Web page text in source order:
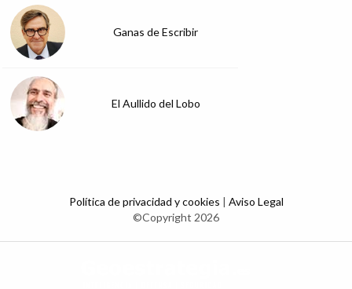
Ganas de Escribir
El Aullido del Lobo
Política de privacidad y cookies | Aviso Legal
©Copyright 2026